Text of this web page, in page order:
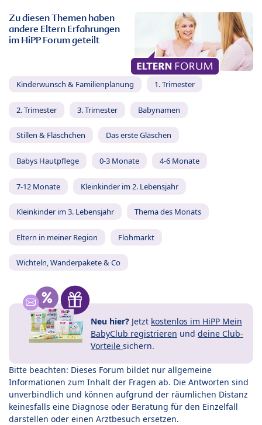
Zu diesen Themen haben
andere Eltern Erfahrungen
im HiPP Forum geteilt
Kinderwunsch & Familienplanung 1. Trimester
2. Trimester 3. Trimester Babynamen
Stillen & Fläschchen Das erste Gläschen
Babys Hautpflege 0-3 Monate 4-6 Monate
7-12 Monate Kleinkinder im 2. Lebensjahr
Kleinkinder im 3. Lebensjahr Thema des Monats
Eltern in meiner Region Flohmarkt
Wichteln, Wanderpakete & Co
Neu hier? Jetzt kostenlos im HiPP Mein
BabyClub registrieren und deine Club-
Vorteile sichern.
Bitte beachten: Dieses Forum bildet nur allgemeine
Informationen zum Inhalt der Fragen ab. Die Antworten sind
unverbindlich und können aufgrund der räumlichen Distanz
keinesfalls eine Diagnose oder Beratung für den Einzelfall
darstellen oder einen Arztbesuch ersetzen.